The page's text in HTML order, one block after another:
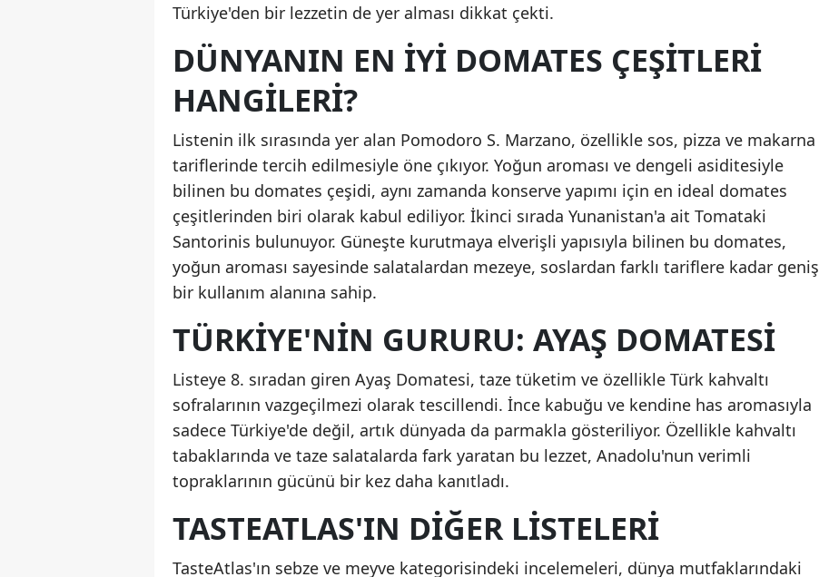
Giresun
Gümüşhane
Isparta
Mersin
İstanbul
İzmir
Kastamonu
Kayseri
Kırşehir
Kocaeli
Konya
Kütahya
Türkiye'den bir lezzetin de yer alması dikkat çekti.
DÜNYANIN EN İYI DOMATES ÇEŞITLERI
HANGILERI?
Listenin ilk sırasında yer alan Pomodoro S. Marzano, özellikle sos, pizza ve makarna
tariflerinde tercih edilmesiyle öne çıkıyor. Yoğun aroması ve dengeli asiditesiyle
bilinen bu domates çeşidi, aynı zamanda konserve yapımı için en ideal domates
çeşitlerinden biri olarak kabul ediliyor. İkinci sırada Yunanistan'a ait Tomataki
Santorinis bulunuyor. Güneşte kurutmaya elverişli yapısıyla bilinen bu domates,
yoğun aroması sayesinde salatalardan mezeye, soslardan farklı tariflere kadar geniş
bir kullanım alanına sahip.
TÜRKIYE'NIN GURURU: AYAŞ DOMATESI
Listeye 8. sıradan giren Ayaş Domatesi, taze tüketim ve özellikle Türk kahvaltı
sofralarının vazgeçilmezi olarak tescillendi. İnce kabuğu ve kendine has aromasıyla
sadece Türkiye'de değil, artık dünyada da parmakla gösteriliyor. Özellikle kahvaltı
tabaklarında ve taze salatalarda fark yaratan bu lezzet, Anadolu'nun verimli
topraklarının gücünü bir kez daha kanıtladı.
TASTEATLAS'IN DIĞER LISTELERI
TasteAtlas'ın sebze ve meyve kategorisindeki incelemeleri, dünya mutfaklarındaki